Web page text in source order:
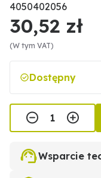
4050402056
30,52 zł
(W tym VAT)
Dostępny
Wsparcie